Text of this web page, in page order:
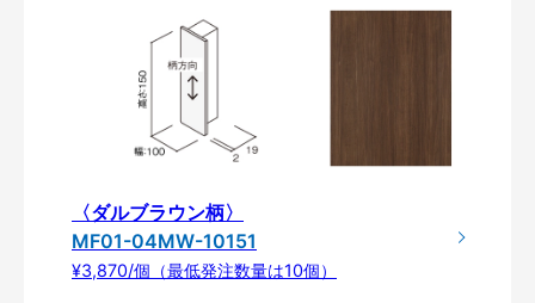
〈ダルブラウン柄〉
MF01-04MW-10151
¥3,870/個（最低発注数量は10個）